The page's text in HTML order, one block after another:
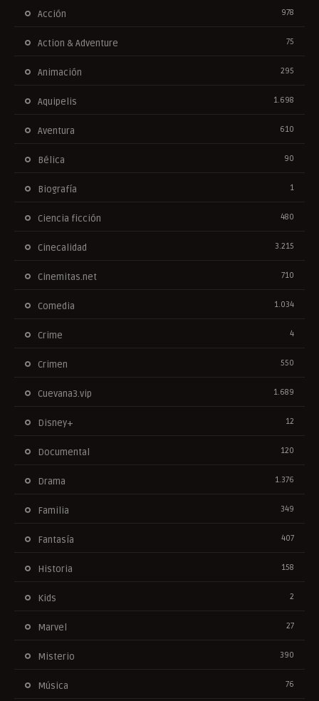
Acción 978
Action & Adventure 75
Animación 295
Aquipelis 1.698
Aventura 610
Bélica 90
Biografía 1
Ciencia ficción 480
Cinecalidad 3.215
Cinemitas.net 710
Comedia 1.034
Crime 4
Crimen 550
Cuevana3.vip 1.689
Disney+ 12
Documental 120
Drama 1.376
Familia 349
Fantasía 407
Historia 158
Kids 2
Marvel 27
Misterio 390
Música 76